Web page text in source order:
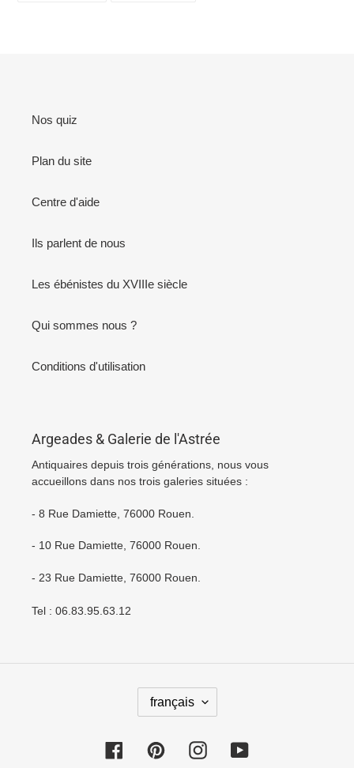
Nos quiz
Plan du site
Centre d'aide
Ils parlent de nous
Les ébénistes du XVIIIe siècle
Qui sommes nous ?
Conditions d'utilisation
Argeades & Galerie de l'Astrée
Antiquaires depuis trois générations, nous vous
accueillons dans nos trois galeries situées :
- 8 Rue Damiette, 76000 Rouen.
- 10 Rue Damiette, 76000 Rouen.
- 23 Rue Damiette, 76000 Rouen.
Tel : 06.83.95.63.12
A
G
français
FacebookPinterestInstagramYouTube